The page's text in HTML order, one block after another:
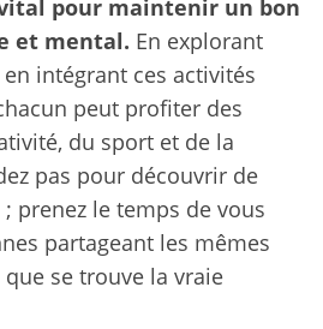
pour maintenir un bon
et mental. En explorant
intégrant ces activités
peut profiter des
du sport et de la
pas pour découvrir de
prenez le temps de vous
partageant les mêmes
que se trouve la vraie